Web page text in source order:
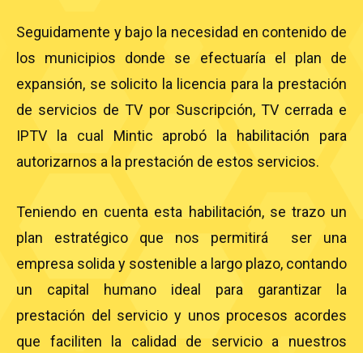
Seguidamente y bajo la necesidad en contenido de
los municipios donde se efectuaría el plan de
expansión, se solicito la licencia para la prestación
de servicios de TV por Suscripción, TV cerrada e
IPTV la cual Mintic aprobó la habilitación para
autorizarnos a la prestación de estos servicios.
Teniendo en cuenta esta habilitación, se trazo un
plan estratégico que nos permitirá ser una
empresa solida y sostenible a largo plazo, contando
un capital humano ideal para garantizar la
prestación del servicio y unos procesos acordes
que faciliten la calidad de servicio a nuestros